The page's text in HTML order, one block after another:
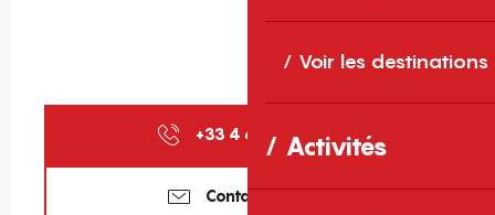
Voir les destinations
Activités
+33 4 68 84 83 ▒▒
Contactez-nous